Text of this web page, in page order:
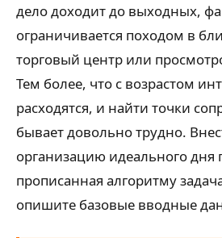
дело доходит до выходных,
ограничивается походом в
торговый центр или
Тем более, что с возрастом
расходятся, и найти точки
бывает довольно трудно.
организацию идеального дня
прописанная алгоритму
опишите базовые вводные